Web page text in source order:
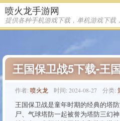
喷火龙手游网
作者: 喷火龙 时间: 2024-08-27 分类:
王国保卫战是童年时期的经典的塔
尸、气球塔防一起被誉为塔防三幻